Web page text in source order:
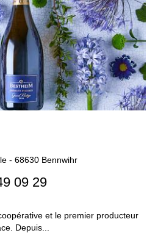
- 68630 Bennwihr
09 29
et le premier producteur
Depuis...